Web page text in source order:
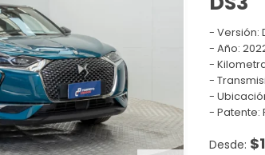
Versión:
Año:
Patente:
$